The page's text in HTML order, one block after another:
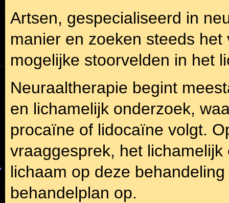
Artsen, gespecialiseerd in
manier en zoeken steeds
mogelijke stoorvelden in het
Neuraaltherapie begint
en lichamelijk onderzoek,
procaïne of lidocaïne volgt.
vraaggesprek, het
lichaam op deze
behandelplan op.